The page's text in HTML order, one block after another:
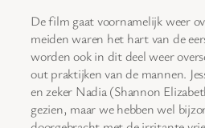
De film gaat voornamelijk weer
meiden waren het hart van de
worden ook in dit deel weer
out praktijken van de mannen.
en zeker Nadia (Shannon
gezien, maar we hebben wel